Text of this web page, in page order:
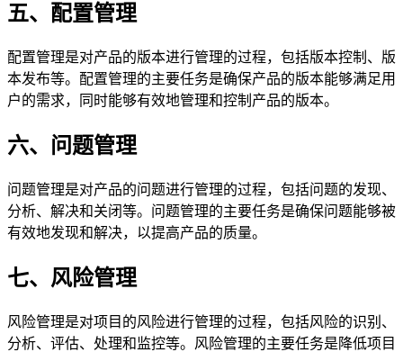
五、配置管理
配置管理是对产品的版本进行管理的过程，包括版本控制、版
本发布等。配置管理的主要任务是确保产品的版本能够满足用
户的需求，同时能够有效地管理和控制产品的版本。
六、问题管理
问题管理是对产品的问题进行管理的过程，包括问题的发现、
分析、解决和关闭等。问题管理的主要任务是确保问题能够被
有效地发现和解决，以提高产品的质量。
七、风险管理
风险管理是对项目的风险进行管理的过程，包括风险的识别、
分析、评估、处理和监控等。风险管理的主要任务是降低项目